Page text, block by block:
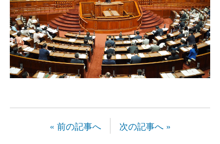
« 前の記事へ 次の記事へ »